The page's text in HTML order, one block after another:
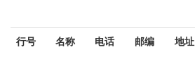
行号 名称 电话 邮编 地址